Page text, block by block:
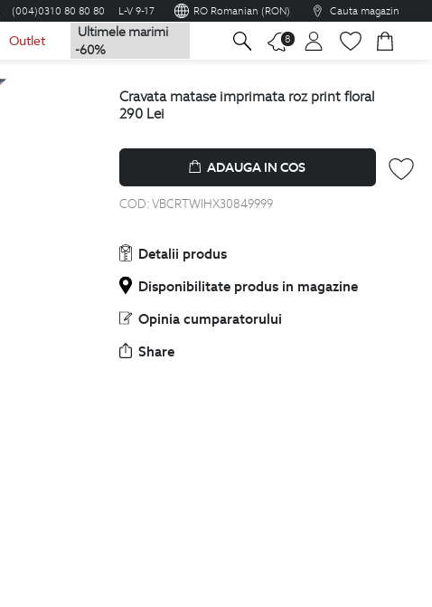
(004)0310 80 80 80 L-V 9-17 RO Romanian (RON) Cauta magazin
Outlet
Ultimele marimi
-60%
8
Romana
cravata matase imprimata roz print floral
290 Lei
ADAUGA IN COS
COD:VBCRTWIHX30849999
Detalii produs
Disponibilitate produs in magazine
Opinia cumparatorului
Share